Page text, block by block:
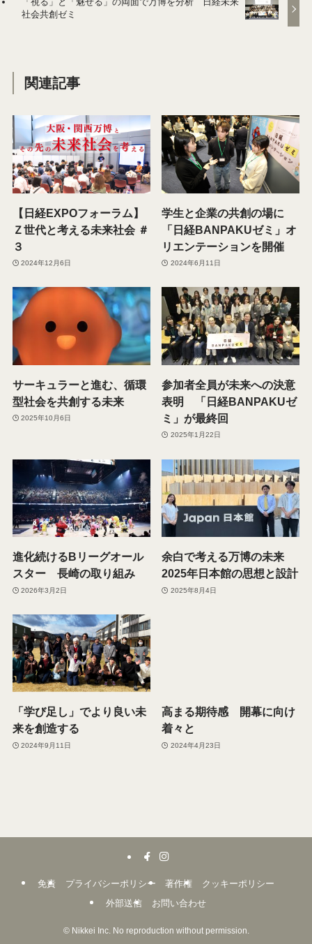
社会共創ゼミ
関連記事
【日経EXPOフォーラム】
Ｚ世代と考える未来社会 ＃
３
2024年12月6日
学生と企業の共創の場に
「日経BANPAKUゼミ」オ
リエンテーションを開催
2024年6月11日
サーキュラーと進む、循環
型社会を共創する未来
2025年10月6日
参加者全員が未来への決意
表明 「日経BANPAKUゼ
ミ」が最終回
2025年1月22日
進化続けるBリーグオール
スター 長崎の取り組み
2026年3月2日
余白で考える万博の未来
2025年日本館の思想と設計
2025年8月4日
「学び足し」でより良い未
来を創造する
2024年9月11日
高まる期待感 開幕に向け
着々と
2024年4月23日
免責 プライバシーポリシー 著作権
クッキーポリシー
外部送信
お問い合わせ
©Nikkei Inc. No reproduction without permission.